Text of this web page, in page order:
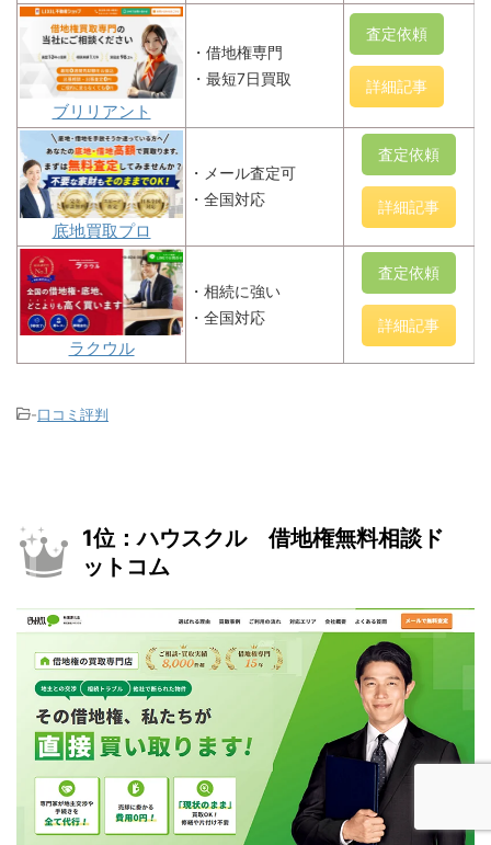
ブリリアント
・借地権専門
・最短7日買取
査定依頼
詳細記事
底地買取プロ
・メール査定可
・全国対応
査定依頼
詳細記事
ラクウル
・相続に強い
・全国対応
査定依頼
詳細記事
-口コミ評判
1位：ハウスクル 借地権無料相談ド
ットコム